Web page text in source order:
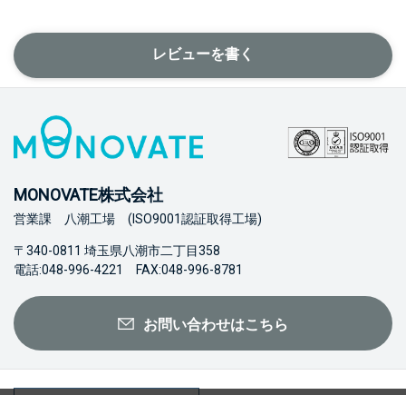
レビューを書く
MONOVATE株式会社
営業課 八潮工場 (ISO9001認証取得工場)
〒340-0811 埼玉県八潮市二丁目358
電話:048-996-4221 FAX:048-996-8781
お問い合わせはこちら